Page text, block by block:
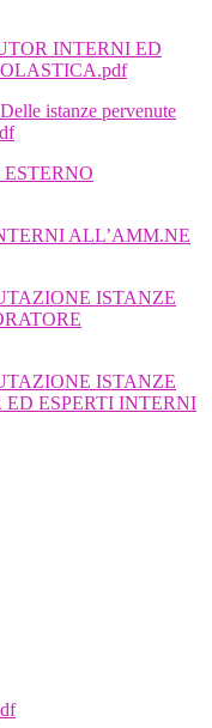
INTERNI ED
istanze pervenute
ESTERNO
ALL’AMM.NE
ISTANZE
ISTANZE
ESPERTI INTERNI